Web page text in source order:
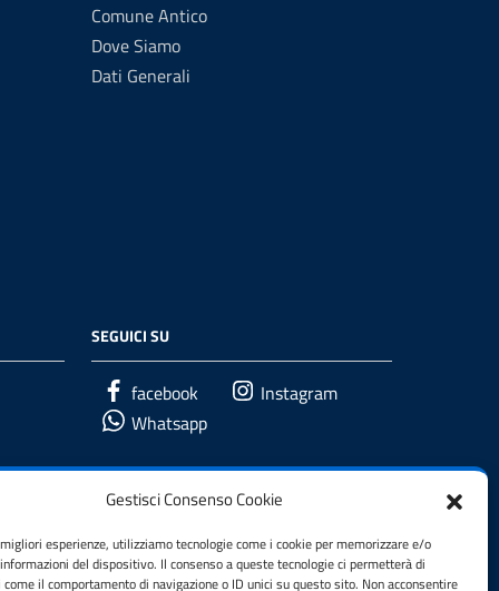
Gestisci Consenso Cookie
esperienze, utilizziamo tecnologie come i cookie per memorizzare e/o
del dispositivo. Il consenso a queste tecnologie ci permetterà di
il comportamento di navigazione o ID unici su questo sito. Non acconsentire
Comune Antico
Dove Siamo
Dati Generali
SEGUICI SU
facebook
Instagram
Whatsapp